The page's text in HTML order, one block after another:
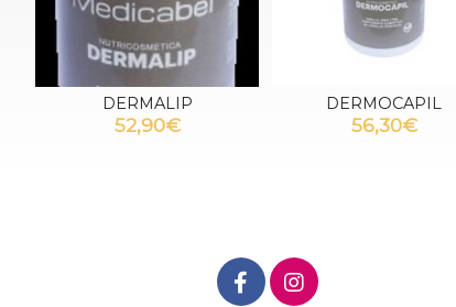
DERMALIP
52,90€
DERMOCAPIL
56,30€